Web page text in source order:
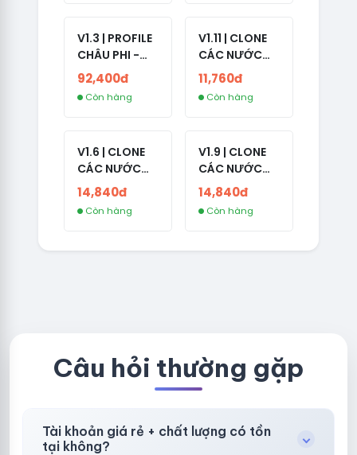
V1.3 | PROFILE
CHÂU PHI -
NO 2FA - LIVE
ADS
92,400đ
Còn hàng
V1.11 | CLONE
CÁC NƯỚC
CÓ 2FA -
INDIA - HÀNG
1 HOTMAIL
11,760đ
Còn hàng
V1.6 | CLONE
CÁC NƯỚC
CÓ 2FA -
GERMANY -
TKQC TẠO
LIVE ADS - VER
14,840đ
Còn hàng
V1.9 | CLONE
CÁC NƯỚC
CÓ 2FA -
THAILAND -
VER MAIL
COM - CLONE
14,840đ
Còn hàng
Câu hỏi thường gặp
Tài khoản giá rẻ + chất lượng có tồn
tại không?